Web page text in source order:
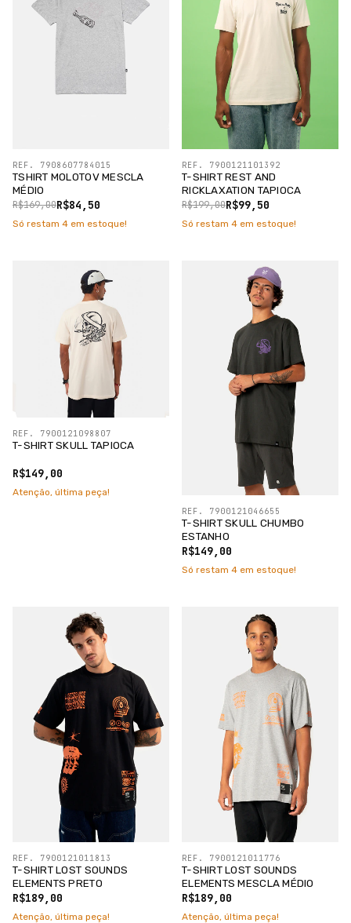
TSHIRT MOLOTOV MESCLA
MÉDIO
R$84,50
R$169,00
REF. 7908607784015
Só restam 4 em estoque!
T-SHIRT REST AND
RICKLAXATION TAPIOCA
R$99,50
R$199,00
REF. 7900121101392
Só restam 4 em estoque!
T-SHIRT SKULL TAPIOCA
R$149,00
REF. 7900121098807
Atenção, última peça!
T-SHIRT SKULL CHUMBO
ESTANHO
R$149,00
REF. 7900121046655
Só restam 4 em estoque!
T-SHIRT LOST SOUNDS
ELEMENTS PRETO
R$189,00
REF. 7900121011813
Atenção, última peça!
T-SHIRT LOST SOUNDS
ELEMENTS MESCLA MÉDIO
R$189,00
REF. 7900121011776
Atenção, última peça!